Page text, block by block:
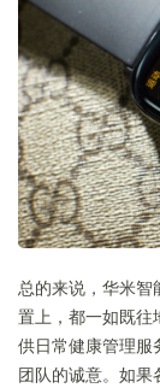
总的来说，华米智
置上，都一如既往
供日常健康管理服
团队的诚意。如